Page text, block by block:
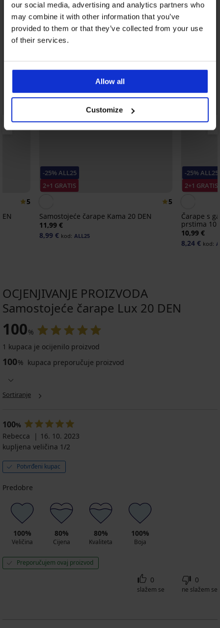
our social media, advertising and analytics partners who
may combine it with other information that you’ve
provided to them or that they’ve collected from your use
of their services.
Allow all
Customize
5
-25% ALL25
2+1 GRATIS
5
Samostojeće čarape Kama 20 DEN
11,99 €
8,99 € kod: ALL25
-25% ALL25
2+1 GRATIS
Čarape s
prstima 10
10,99 €
8,24 € kod:
OCJENJIVANJE PROIZVODA
Samostojeće čarape Lux 20 DEN
100%
1 kupaca je ocijenilo proizvod
100% kupaca preporučuje proizvod
Sortiranje
100%
Rebecca
16. 10. 2023
kupljena veličina 1/2
Potvrđeni kupac
Predobre
100%
Veličina
80%
Cijena
80%
Kvaliteta
100%
Boja
Preporučujem ovaj proizvod
0
slažem se
0
ne slažem se